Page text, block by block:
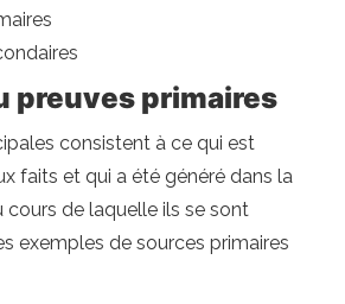
preuves primaires
consistent à ce qui est
faits et qui a été généré dans la
de laquelle ils se sont
exemples de sources primaires